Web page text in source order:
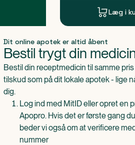
Læg i
Dit online apotek er altid åbent
Bestil trygt din
Bestil din receptmedicin til samme
tilskud som på dit lokale apotek - lige
dig.
Log ind med MitID eller opret en
Apopro. Hvis det er første gang
beder vi også om at verificere
nummer